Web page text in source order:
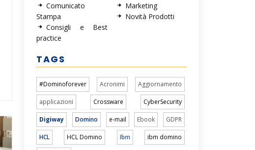
Comunicato
Stampa
Consigli e Best
practice
Marketing
Novità Prodotti
TAGS
#Dominoforever Acronimi Aggiornamento
applicazioni Crossware CyberSecurity
Digiway Domino e-mail Ebook GDPR
HCL HCL Domino Ibm ibm domino